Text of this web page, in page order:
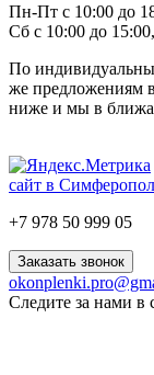
Пн-Пт с 10:00 до
Сб с 10:00 до
По
же предложениям
ниже и мы в
сайт в
+7 978 50 999 05
Заказать звонок
Следите за нами в